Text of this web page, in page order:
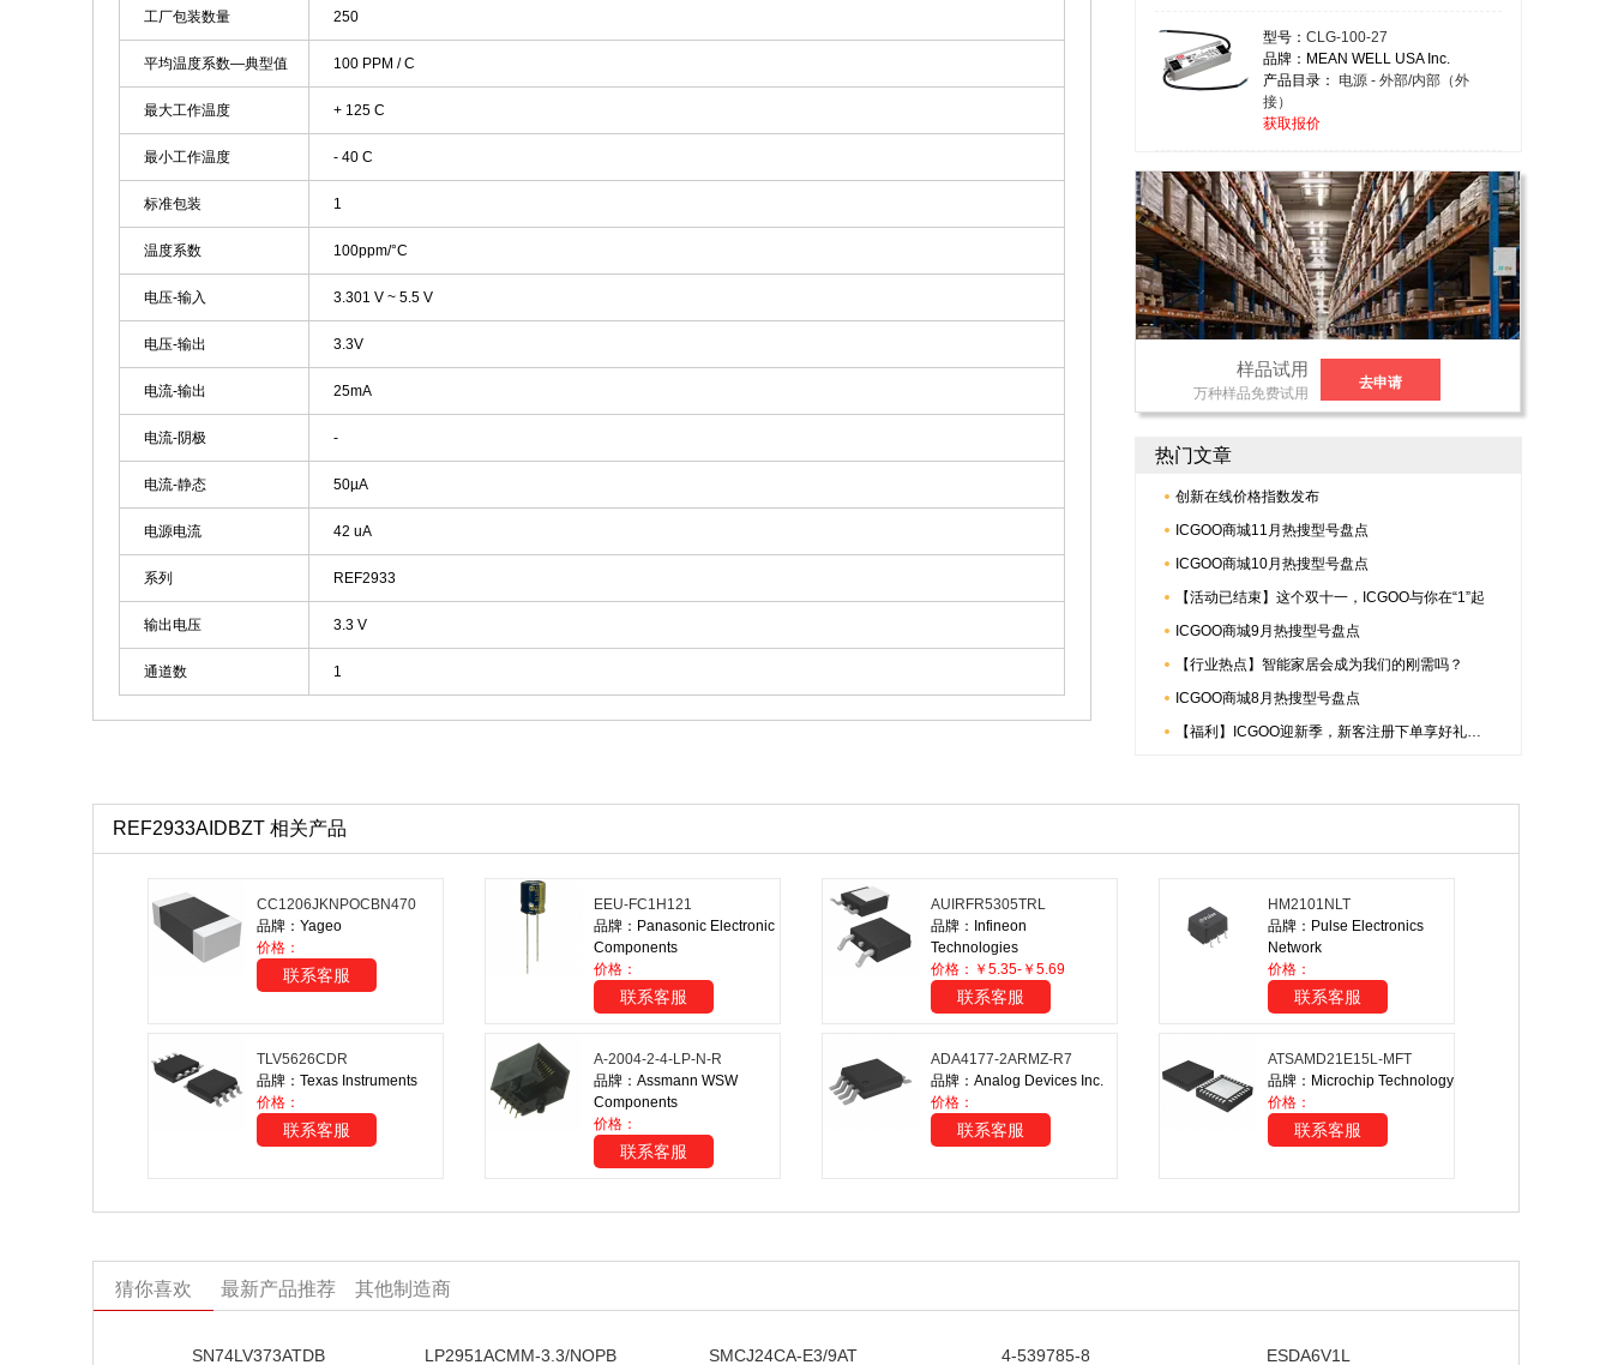
工厂包装数量 250
平均温度系数—典型值 100 PPM / C
最大工作温度 + 125 C
最小工作温度 - 40 C
标准包装 1
温度系数 100ppm/°C
电压-输入 3.301 V ~ 5.5 V
电压-输出 3.3V
电流-输出 25mA
电流-阴极 -
电流-静态 50µA
电源电流 42 uA
系列 REF2933
输出电压 3.3 V
通道数 1
型号： CLG-100-27
品牌：MEAN WELL USA Inc.
产品目录： 电源 - 外部/内部（外
接）
获取报价
样品试用
万种样品免费试用
去申请
热门文章
创新在线价格指数发布
ICGOO商城11月热搜型号盘点
ICGOO商城10月热搜型号盘点
【活动已结束】这个双十一，ICGOO与你在“1”起
ICGOO商城9月热搜型号盘点
【行业热点】智能家居会成为我们的刚需吗？
ICGOO商城8月热搜型号盘点
【福利】ICGOO迎新季，新客注册下单享好礼，更有倍捷连接器多重惊喜哟~
REF2933AIDBZT 相关产品
CC1206JKNPOCBN470
品牌：Yageo
价格：
联系客服
EEU-FC1H121
品牌：Panasonic Electronic
Components
价格：
联系客服
AUIRFR5305TRL
品牌：Infineon
Technologies
价格：￥5.35-￥5.69
联系客服
HM2101NLT
品牌：Pulse Electronics
Network
价格：
联系客服
TLV5626CDR
品牌：Texas Instruments
价格：
联系客服
A-2004-2-4-LP-N-R
品牌：Assmann WSW
Components
价格：
联系客服
ADA4177-2ARMZ-R7
品牌：Analog Devices Inc.
价格：
联系客服
ATSAMD21E15L-MFT
品牌：Microchip Technology
价格：
联系客服
猜你喜欢 最新产品推荐 其他制造商
SN74LV373ATDB LP2951ACMM-3.3/NOPB SMCJ24CA-E3/9AT 4-539785-8 ESDA6V1L